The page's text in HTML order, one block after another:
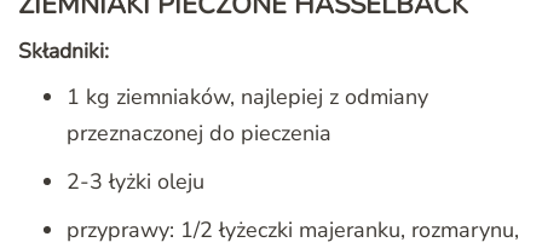
Składniki:
1 kg ziemniaków, najlepiej z odmiany
przeznaczonej do pieczenia
2-3 łyżki oleju
przyprawy: 1/2 łyżeczki majeranku, rozmarynu,